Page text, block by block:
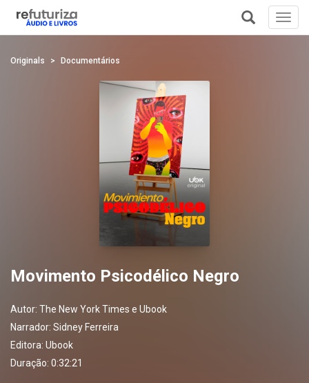
Originals Documentários
Movimento Psicodélico Negro
Autor: The New York Times e Ubook
Narrador: Sidney Ferreira
Editora: Ubook
Duração: 0:32:21